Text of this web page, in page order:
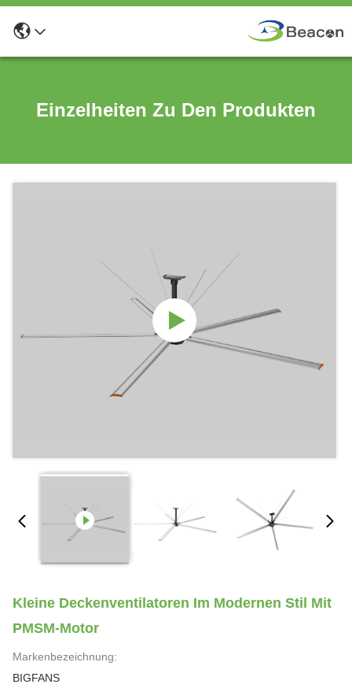
Einzelheiten Zu Den Produkten
Kleine Deckenventilatoren Im Modernen Stil Mit
PMSM-Motor
Markenbezeichnung:
BIGFANS